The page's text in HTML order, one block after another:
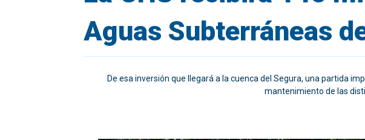
Aguas Subterráneas
De esa inversión que llegará a la cuenca del Segura, una partida
mantenimiento de las